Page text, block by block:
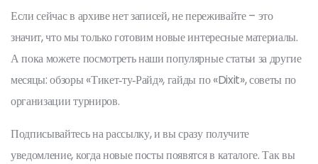
Если сейчас в архиве нет записей, не переживайте – это
значит, что мы только готовим новые интересные материалы.
А пока можете посмотреть наши популярные статьи за другие
месяцы: обзоры «Тикет‑ту‑Райд», гайды по «Dixit», советы по
организации турниров.
Подписывайтесь на рассылку, и вы сразу получите
уведомление, когда новые посты появятся в каталоге. Так вы